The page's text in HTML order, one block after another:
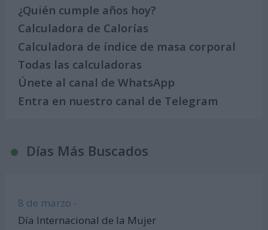
¿Quién cumple años hoy?
Calculadora de Calorías
Calculadora de índice de masa corporal
Todas las calculadoras
Únete al canal de WhatsApp
Entra en nuestro canal de Telegram
Días Más Buscados
8 de marzo -
Día Internacional de la Mujer